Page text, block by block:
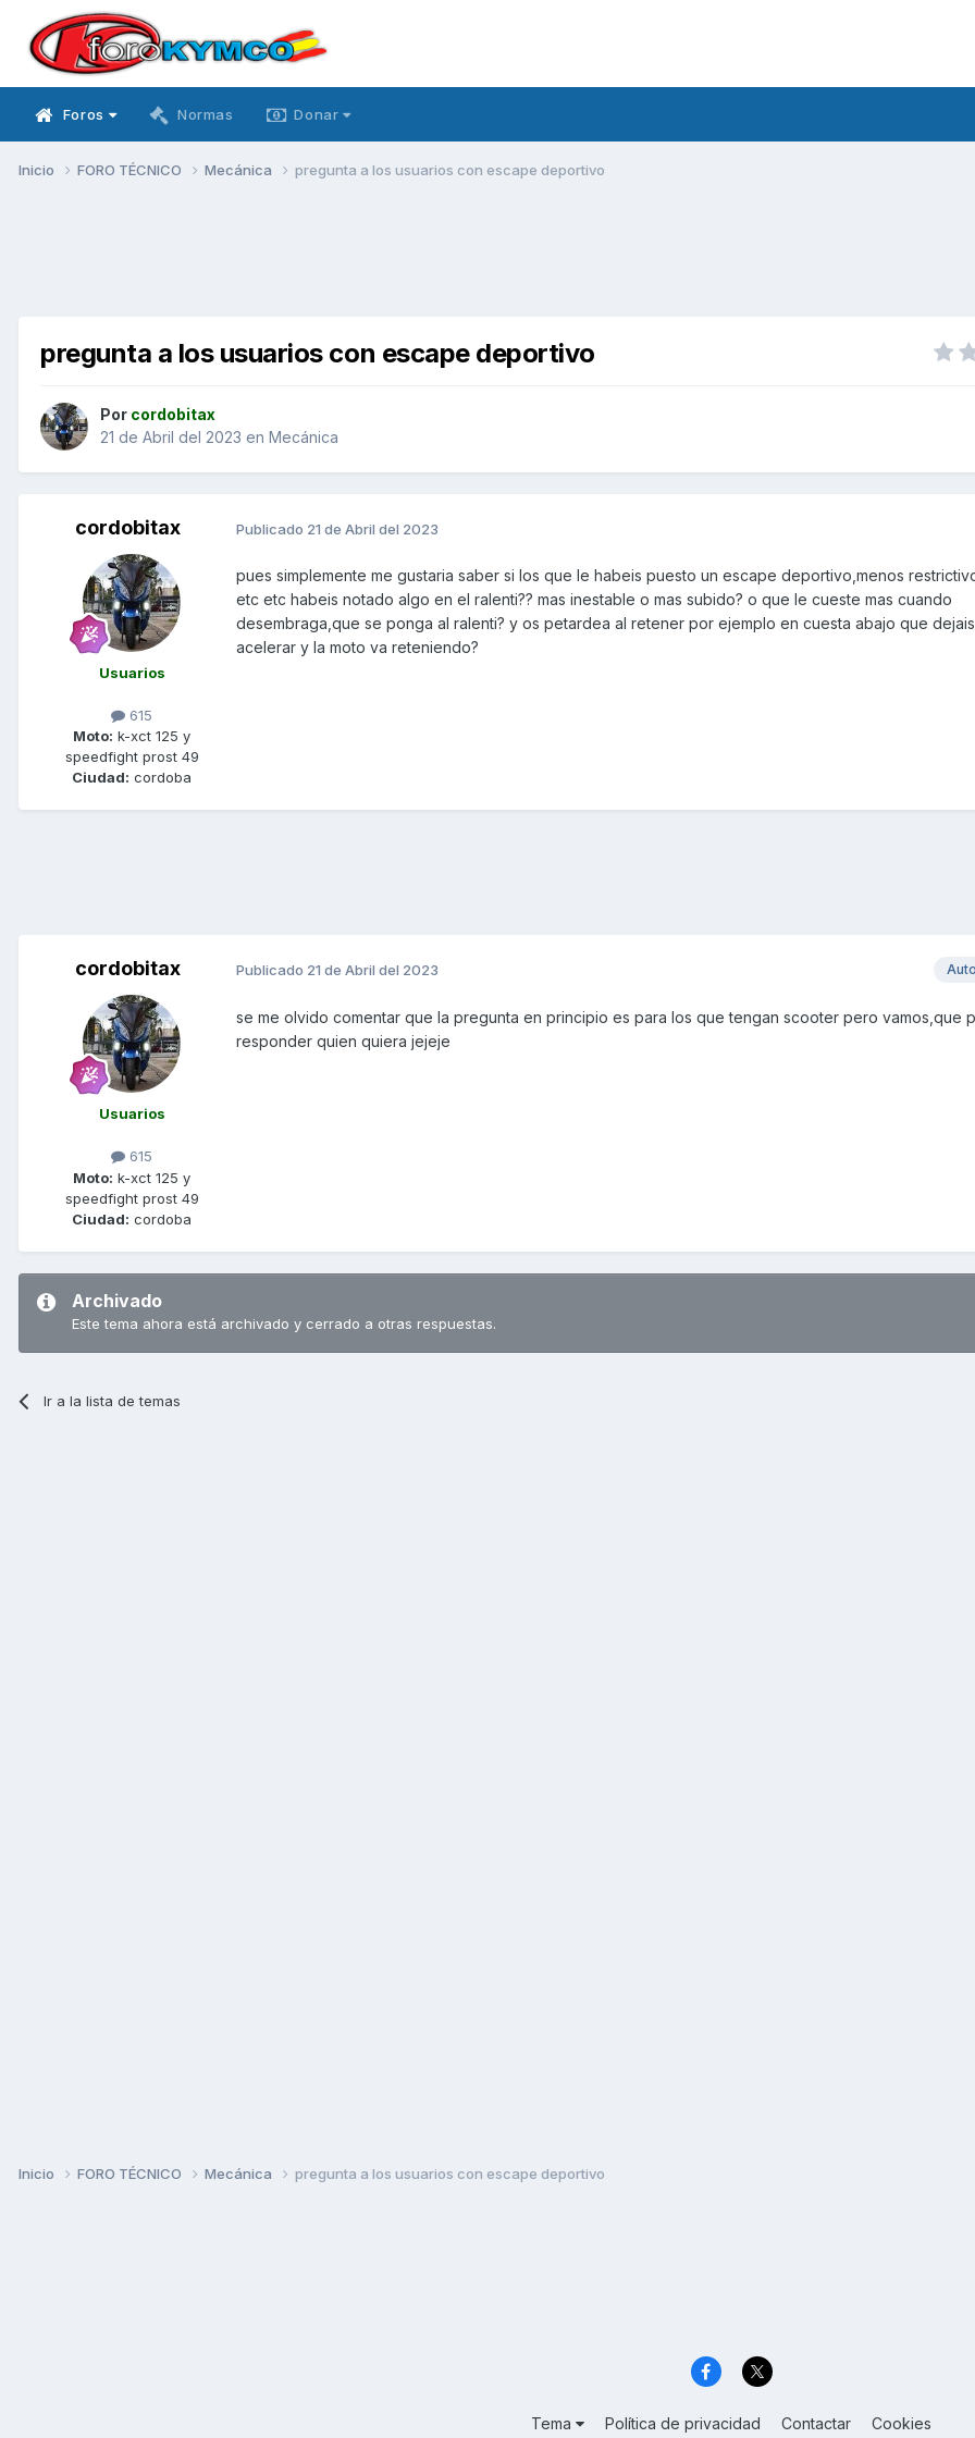
Foros Normas Donar
Inicio FORO TÉCNICO Mecánica pregunta a los usuarios con escape deportivo
pregunta a los usuarios con escape deportivo
Por cordobitax
21 de Abril del 2023 en Mecánica
cordobitax
Usuarios
615
Moto: k-xct 125 y
speedfight prost 49
Ciudad: cordoba
Publicado 21 de Abril del 2023
pues simplemente me gustaria saber si los que le habeis puesto un escape deportivo,menos
etc etc habeis notado algo en el ralenti?? mas inestable o mas subido? o que le cueste mas cuando
desembraga,que se ponga al ralenti? y os petardea al retener por ejemplo en cuesta abajo que
acelerar y la moto va reteniendo?
cordobitax
Usuarios
615
Moto: k-xct 125 y
speedfight prost 49
Ciudad: cordoba
Publicado 21 de Abril del 2023
se me olvido comentar que la pregunta en principio es para los que tengan scooter pero vamos,que
responder quien quiera jejeje
Archivado
Este tema ahora está archivado y cerrado a otras respuestas.
Ir a la lista de temas
Inicio FORO TÉCNICO Mecánica pregunta a los usuarios con escape deportivo
Tema Política de privacidad Contactar Cookies